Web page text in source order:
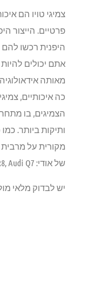
צמיגי טויו הם
פרטיים. הייצור
היפנית רכשו
אתם יכולים
מאותה
הצמיגים, בו
מקורית על מרבית
של אודי: Audi TT, Audi R8, Audi Q7.
יש לבדוק מלאי